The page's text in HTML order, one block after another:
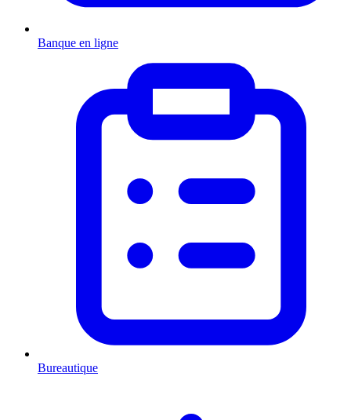
Banque en ligne
Bureautique